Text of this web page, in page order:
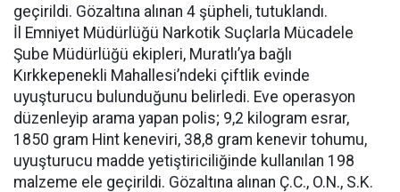
geçirildi. Gözaltına alınan 4 şüpheli, tutuklandı.
İl Emniyet Müdürlüğü Narkotik Suçlarla Mücadele
Şube Müdürlüğü ekipleri, Muratlı’ya bağlı
Kırkkepenekli Mahallesi’ndeki çiftlik evinde
uyuşturucu bulunduğunu belirledi. Eve operasyon
düzenleyip arama yapan polis; 9,2 kilogram esrar,
1850 gram Hint keneviri, 38,8 gram kenevir tohumu,
uyuşturucu madde yetiştiriciliğinde kullanılan 198
malzeme ele geçirildi. Gözaltına alınan Ç.C., O.N., S.K.